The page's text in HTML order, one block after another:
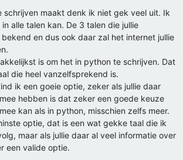
schrijven maakt denk ik niet gek veel uit. Ik
alle talen kan. De 3 talen die jullie
en dus ook daar zal het internet jullie
is om het in python te schrijven. Dat
die heel vanzelfsprekend is.
ik een goeie optie, zeker als jullie daar
hebben is dat zeker een goede keuze
kan als in python, misschien zelfs meer.
optie, dat is een wat gekke taal die ik
maar als jullie daar al veel informatie over
een valide optie.